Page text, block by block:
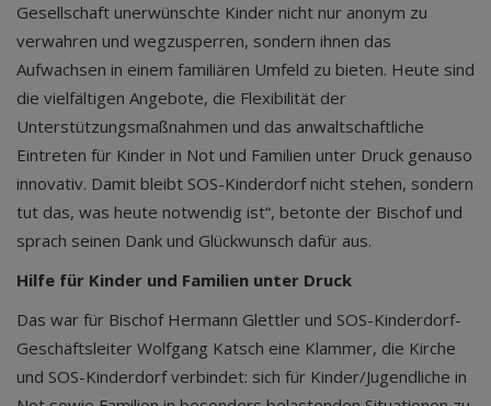
Gesellschaft unerwünschte Kinder nicht nur anonym zu
verwahren und wegzusperren, sondern ihnen das
Aufwachsen in einem familiären Umfeld zu bieten. Heute sind
die vielfältigen Angebote, die Flexibilität der
Unterstützungsmaßnahmen und das anwaltschaftliche
Eintreten für Kinder in Not und Familien unter Druck genauso
innovativ. Damit bleibt SOS-Kinderdorf nicht stehen, sondern
tut das, was heute notwendig ist“, betonte der Bischof und
sprach seinen Dank und Glückwunsch dafür aus.
Hilfe für Kinder und Familien unter Druck
Das war für Bischof Hermann Glettler und SOS-Kinderdorf-
Geschäftsleiter Wolfgang Katsch eine Klammer, die Kirche
und SOS-Kinderdorf verbindet: sich für Kinder/Jugendliche in